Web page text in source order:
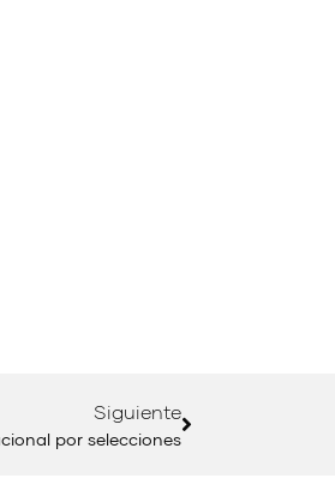
Siguiente
por selecciones